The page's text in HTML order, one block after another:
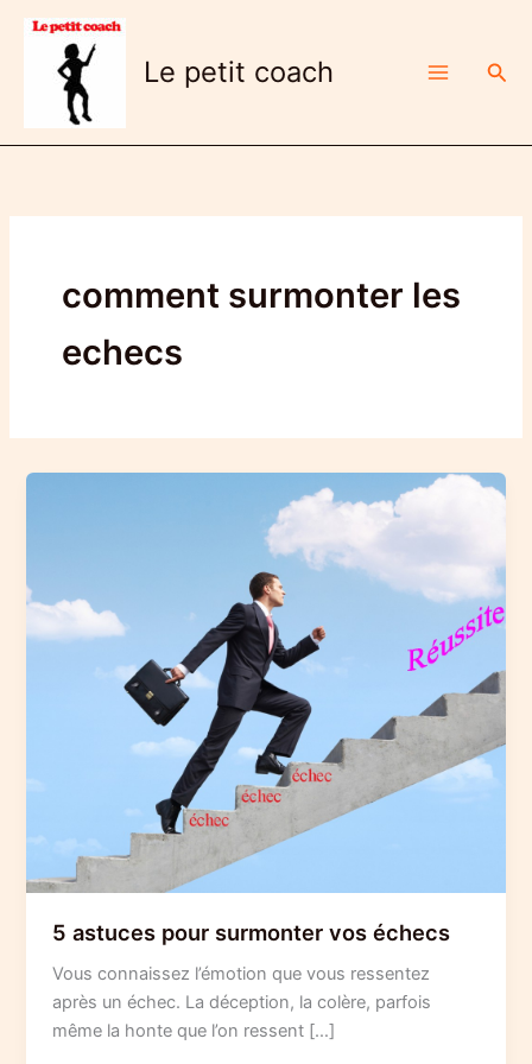
Aller
contenu
Le petit coach
comment surmonter les
echecs
5 astuces pour surmonter vos échecs
Vous connaissez l’émotion que vous ressentez
après un échec. La déception, la colère, parfois
même la honte que l’on ressent […]